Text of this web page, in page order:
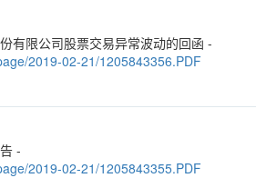
有限公司股票交易异常波动的回函 -
2019-02-21/1205843356.PDF
-
2019-02-21/1205843355.PDF